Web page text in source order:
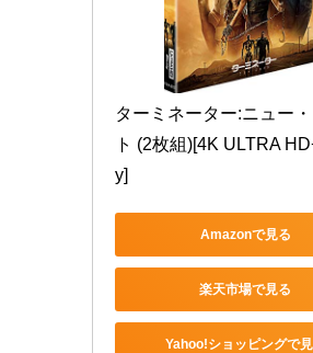
ターミネーター:ニュー
ト (2枚組)[4K ULTRA
y]
Amazonで見る
楽天市場で見る
Yahoo!ショッピングで